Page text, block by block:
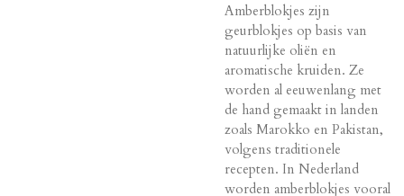
Amberblokjes zijn
geurblokjes op basis van
natuurlijke oliën en
aromatische kruiden. Ze
worden al eeuwenlang met
de hand gemaakt in landen
zoals Marokko en Pakistan,
volgens traditionele
recepten. In Nederland
worden amberblokjes vooral